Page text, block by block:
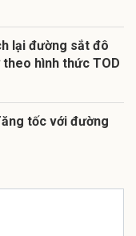
lại đường sắt đô
hình thức TOD
tốc với đường